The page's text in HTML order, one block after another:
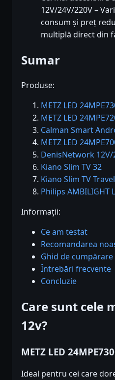
12V/24V/220V –
consum și preț
multiplă direct din
Sumar
Produse:
METZ LED
METZ LED
Calman Smart
METZ LED
DenisNetwork 12V/
Kiano Slim TV 32
Kiano Slim TV
Philips AMBILIGHT
Informații:
Ce am testat
Recomandarea
Ghid de cumpărare
Întrebări frecvente
Concluzie
Care sunt cele
12v?
METZ LED
Ideal pentru cei care